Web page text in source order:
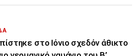
στο Ιόνιο σχεδόν άθικτο